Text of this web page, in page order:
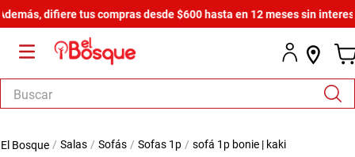
difiere tus compras desde $600 hasta en 12 meses sin intereses.
Buscar
salas sofás sofas 1p sofá 1p bonie | kaki
1.
salas